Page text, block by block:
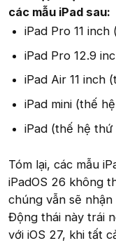
các mẫu iPad sau:
iPad Pro 11
iPad Pro 12.9
iPad Air 11 inch
iPad mini (thế
iPad (thế hệ
Tóm lại, các mẫu
iPadOS 26 không
chúng vẫn sẽ
Động thái này trái
với iOS 27, khi tất